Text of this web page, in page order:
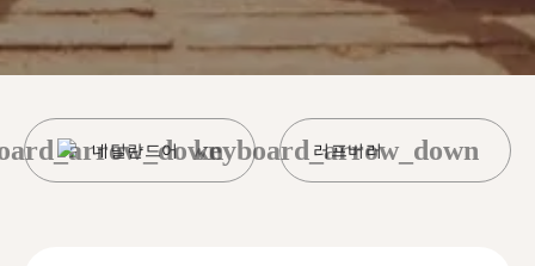
네덜란드어 러프버러
keyboard_arrow_down